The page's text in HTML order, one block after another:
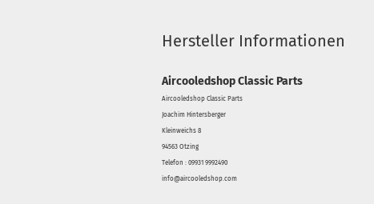
Hersteller Informationen
Aircooledshop Classic Parts
Aircooledshop Classic Parts
Joachim Hintersberger
Kleinweichs 8
94563 Otzing
Telefon : 09931 9992490
info@aircooledshop.com